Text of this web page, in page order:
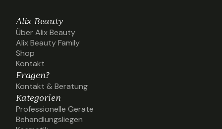
Alix Beauty
Über Alix Beauty
Über Alix Beauty
Alix Beauty Family
Alix Beauty Family
Shop
Shop
Kontakt
Kontakt
Fragen?
Kontakt & Beratung
Kontakt & Beratung
Kategorien
Professionelle Geräte
Professionelle Geräte
Behandlungsliegen